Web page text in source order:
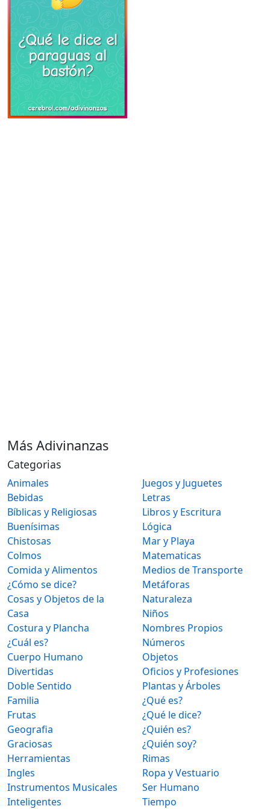
Más Adivinanzas
Categorias
Animales
Bebidas
Bíblicas y Religiosas
Buenísimas
Chistosas
Colmos
Comida y Alimentos
¿Cómo se dice?
Cosas y Objetos de la
Casa
Costura y Plancha
¿Cuál es?
Cuerpo Humano
Divertidas
Doble Sentido
Familia
Frutas
Geografia
Graciosas
Herramientas
Ingles
Instrumentos Musicales
Inteligentes
Juegos y Juguetes
Letras
Libros y Escritura
Lógica
Mar y Playa
Matematicas
Medios de Transporte
Metáforas
Naturaleza
Niños
Nombres Propios
Números
Objetos
Oficios y Profesiones
Plantas y Árboles
¿Qué es?
¿Qué le dice?
¿Quién es?
¿Quién soy?
Rimas
Ropa y Vestuario
Ser Humano
Tiempo